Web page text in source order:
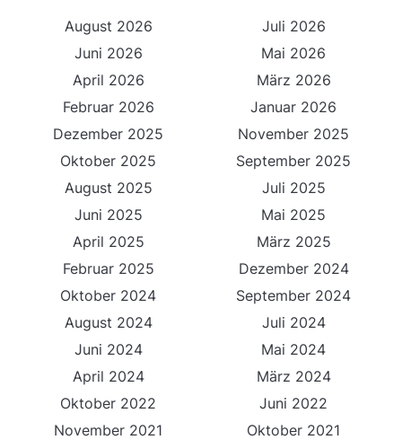
August 2026
Juli 2026
Juni 2026
Mai 2026
April 2026
März 2026
Februar 2026
Januar 2026
Dezember 2025
November 2025
Oktober 2025
September 2025
August 2025
Juli 2025
Juni 2025
Mai 2025
April 2025
März 2025
Februar 2025
Dezember 2024
Oktober 2024
September 2024
August 2024
Juli 2024
Juni 2024
Mai 2024
April 2024
März 2024
Oktober 2022
Juni 2022
November 2021
Oktober 2021